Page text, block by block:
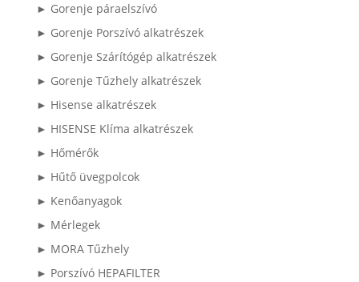
► Gorenje páraelszívó
► Gorenje Porszívó alkatrészek
► Gorenje Szárítógép alkatrészek
► Gorenje Tűzhely alkatrészek
► Hisense alkatrészek
► HISENSE Klíma alkatrészek
► Hőmérők
► Hűtő üvegpolcok
► Kenőanyagok
► Mérlegek
► MORA Tűzhely
► Porszívó HEPAFILTER